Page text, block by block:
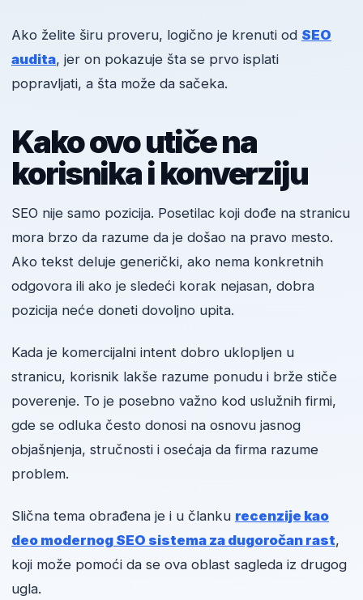
Ako želite širu proveru, logično je krenuti od SEO
audita, jer on pokazuje šta se prvo isplati
popravljati, a šta može da sačeka.
Kako ovo utiče na
korisnika i konverziju
SEO nije samo pozicija. Posetilac koji dođe na stranicu
mora brzo da razume da je došao na pravo mesto.
Ako tekst deluje generički, ako nema konkretnih
odgovora ili ako je sledeći korak nejasan, dobra
pozicija neće doneti dovoljno upita.
Kada je komercijalni intent dobro uklopljen u
stranicu, korisnik lakše razume ponudu i brže stiče
poverenje. To je posebno važno kod uslužnih firmi,
gde se odluka često donosi na osnovu jasnog
objašnjenja, stručnosti i osećaja da firma razume
problem.
Slična tema obrađena je i u članku recenzije kao
deo modernog SEO sistema za dugoročan rast,
koji može pomoći da se ova oblast sagleda iz drugog
ugla.